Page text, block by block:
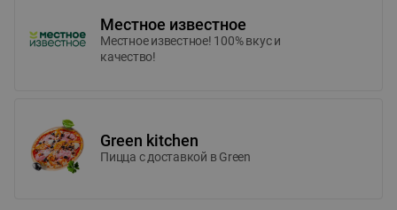
Местное известное
Местное известное! 100% вкус и
качество!
Green kitchen
Пицца c доставкой в Green